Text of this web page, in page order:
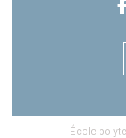
École